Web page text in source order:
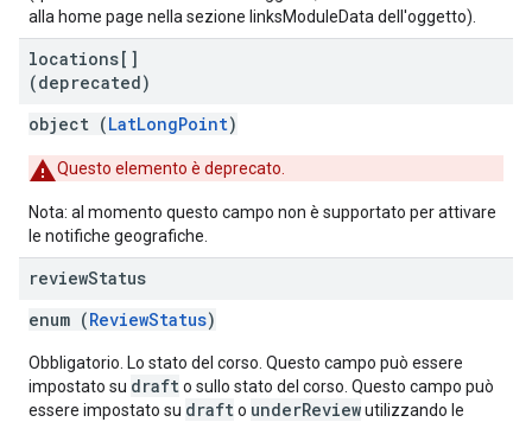
alla home page nella sezione linksModuleData dell'oggetto).
locations[]
(deprecated)
object (LatLongPoint)
Questo elemento è deprecato.
Nota: al momento questo campo non è supportato per attivare
le notifiche geografiche.
reviewStatus
enum (ReviewStatus)
Obbligatorio. Lo stato del corso. Questo campo può essere
impostato su drafto sullo stato del corso. Questo campo può
essere impostato su drafto underReviewutilizzando le